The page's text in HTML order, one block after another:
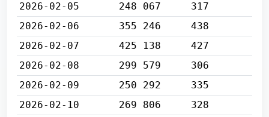
2026-02-05
248 067
317
2026-02-06
355 246
438
2026-02-07
425 138
427
2026-02-08
299 579
306
2026-02-09
250 292
335
2026-02-10
269 806
328